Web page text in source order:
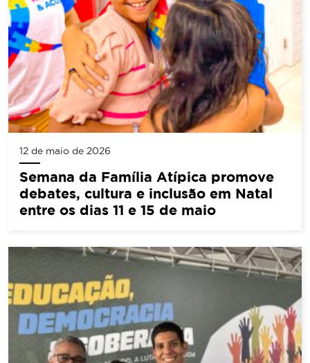
12 de maio de 2026
Semana da Família Atípica promove
debates, cultura e inclusão em Natal
entre os dias 11 e 15 de maio